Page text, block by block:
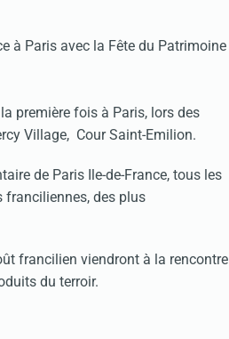
à Paris avec la Fête du Patrimoine
première fois à Paris, lors des
Village, Cour Saint-Emilion.
de Paris Ile-de-France, tous les
franciliennes, des plus
francilien viendront à la rencontre
du terroir.